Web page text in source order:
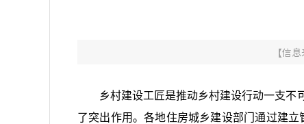
【信息
乡村建设工匠是推动乡村建设行动一支不
了突出作用。各地住房城乡建设部门通过建